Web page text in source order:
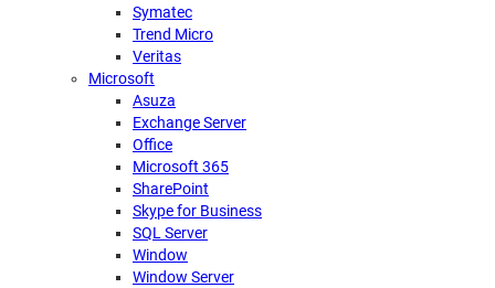
Symatec
Trend Micro
Veritas
Microsoft
Asuza
Exchange Server
Office
Microsoft 365
SharePoint
Skype for Business
SQL Server
Window
Window Server